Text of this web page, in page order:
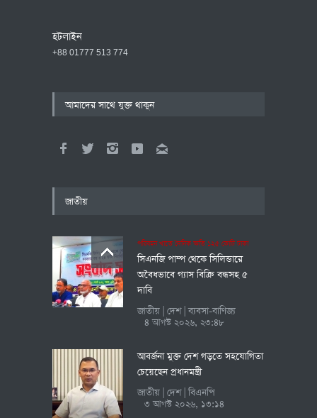
হটলাইন
+88 01777 513 774
আমাদের সাথে যুক্ত থাকুন
জাতীয়
পরিবহন খাতে দৈনিক ক্ষতি ১২৫ কোটি টাকা
সিএনজি পাম্প থেকে সিলিন্ডারে
অবৈধভাবে গ্যাস বিক্রি বন্ধসহ ৫
দাবি
জাতীয় দেশ|ব্যবসা-বাণিজ্য
৪ আগস্ট ২০২৬, ২৩:৪৮
আবর্জনা মুক্ত দেশ গড়তে সহযোগিতা
চেয়েছেন প্রধানমন্ত্রী
জাতীয় দেশ|বিএনপি
৩ আগস্ট ২০২৬, ১৩:১৪